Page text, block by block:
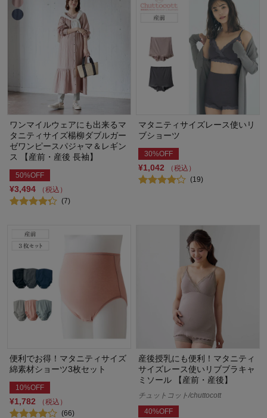
ワンマイルウェアにも出来るマ
タニティサイズ楊柳ダブルガー
ゼワンピースパジャマ＆レギン
ス 【産前・産後 長袖】
50%OFF
¥3,494
（税込）
(7)
マタニティサイズレース使いリ
ブショーツ
30%OFF
¥1,042
（税込）
(19)
便利でお得！マタニティサイズ
綿素材ショーツ3枚セット
10%OFF
¥1,782
（税込）
(66)
産後授乳にも便利！マタニティ
サイズレース使いリブブラキャ
ミソール 【産前・産後】
チュットコット/chuttocott
40%OFF